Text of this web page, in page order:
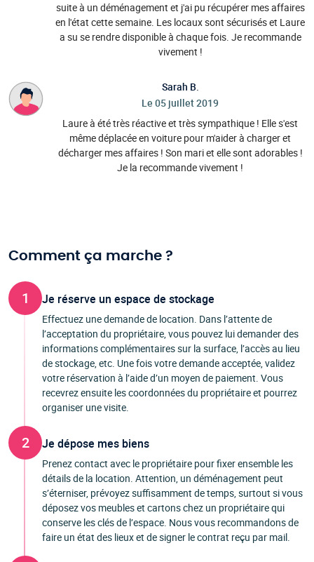
suite à un déménagement et j'ai pu récupérer mes affaires
en l'état cette semaine. Les locaux sont sécurisés et Laure
a su se rendre disponible à chaque fois. Je recommande
vivement !
Sarah B.
Le 05 juillet 2019
Laure à été très réactive et très sympathique ! Elle s'est
même déplacée en voiture pour m'aider à charger et
décharger mes affaires ! Son mari et elle sont adorables !
Je la recommande vivement !
Comment ça marche ?
1 Je réserve un espace de stockage
Effectuez une demande de location. Dans l’attente de
l’acceptation du propriétaire, vous pouvez lui demander des
informations complémentaires sur la surface, l’accès au lieu
de stockage, etc. Une fois votre demande acceptée, validez
votre réservation à l’aide d’un moyen de paiement. Vous
recevrez ensuite les coordonnées du propriétaire et pourrez
organiser une visite.
2 Je dépose mes biens
Prenez contact avec le propriétaire pour fixer ensemble les
détails de la location. Attention, un déménagement peut
s’éterniser, prévoyez suffisamment de temps, surtout si vous
déposez vos meubles et cartons chez un propriétaire qui
conserve les clés de l’espace. Nous vous recommandons de
faire un état des lieux et de signer le contrat reçu par mail.